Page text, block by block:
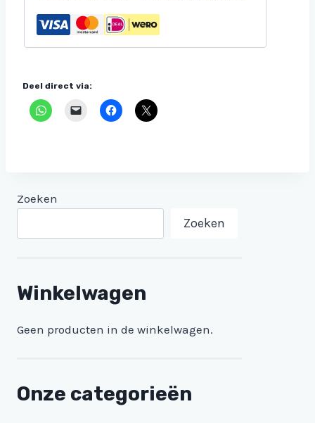
Deel direct via:
Zoeken
Zoeken
Winkelwagen
Geen producten in de winkelwagen.
Onze categorieën